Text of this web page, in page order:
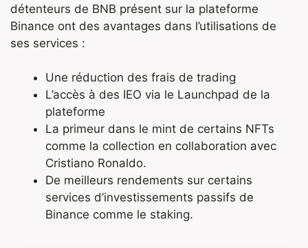
détenteurs de BNB présent sur la plateforme
Binance ont des avantages dans l’utilisations de
ses services :
Une réduction des frais de trading
L’accès à des IEO via le Launchpad de la
plateforme
La primeur dans le mint de certains NFTs
comme la collection en collaboration avec
Cristiano Ronaldo.
De meilleurs rendements sur certains
services d’investissements passifs de
Binance comme le staking.